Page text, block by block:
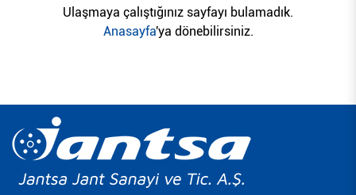
Ulaşmaya çalıştığınız sayfayı bulamadık.
Anasayfa'ya dönebilirsiniz.